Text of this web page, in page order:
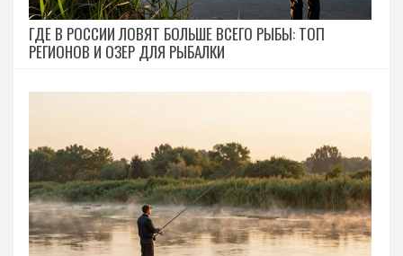
ГДЕ В РОССИИ ЛОВЯТ БОЛЬШЕ ВСЕГО РЫБЫ: ТОП
РЕГИОНОВ И ОЗЕР ДЛЯ РЫБАЛКИ